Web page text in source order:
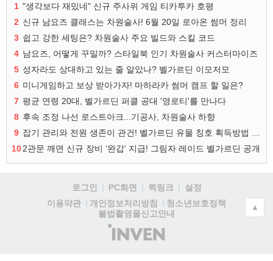
1 "생각보다 재밌네" 신규 주사위 게임 티카투카 호평
2 신규 남요즈 클래스는 차원술사! 6월 20일 로아온 썸머 정리
3 쉽고 강한 세팅은? 차원술사 주요 빌드와 스킬 코드
4 남요즈, 어떻게 꾸밀까? 스타일북 인기 차원술사 커스터마이즈
5 성자라도 상대하고 있는 줄 알았나? 벨가르딘 이모저모
6 미니게임하고 보상 받아가자! 마하라카 썸머 캠프 할 일은?
7 평균 연령 20대, 벨가르딘 퍼클 공대 '영로티'를 만나다
8 후속 조정 나선 로스트아크...기공사, 차원술사 하향
9
102관문 깨면 신규 장비 ‘완갑’ 지급! 그림자 레이드 벨가르딘 공개
로그인 PC화면 퀵링크
설정
이용약관
개인정보처리방침
청소년보호정책
불법촬영물신고안내
(주)
인
▲